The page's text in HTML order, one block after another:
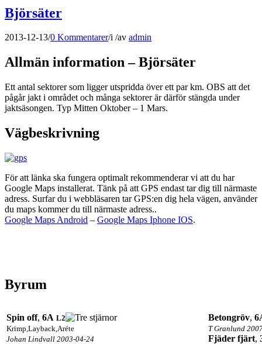
Björsäter
2013-12-13/0 Kommentarer/i /av admin
Allmän information – Björsäter
Ett antal sektorer som ligger utspridda över ett par km. OBS att det
pågår jakt i området och många sektorer är därför stängda under
jaktsäsongen. Typ Mitten Oktober – 1 Mars.
Vägbeskrivning
För att länka ska fungera optimalt rekommenderar vi att du har
Google Maps installerat. Tänk på att GPS endast tar dig till närmaste
adress. Surfar du i webbläsaren tar GPS:en dig hela vägen, använder
du maps kommer du till närmaste adress..
Google Maps Android – Google Maps Iphone IOS.
Byrum
Spin off, 6A L2
Krimp,Layback,Aréte
Johan Lindvall 2003-04-24
Betongröv,
T Granlund
Fjäder fjärt,